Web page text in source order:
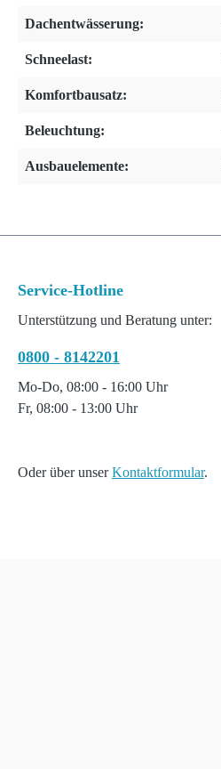
Dachentwässerung:
Schneelast:
Komfortbausatz:
Beleuchtung:
Ausbauelemente:
Service-Hotline
Unterstützung und Beratung unter:
0800 - 8142201
Mo-Do, 08:00 - 16:00 Uhr
Fr, 08:00 - 13:00 Uhr
Oder über unserKontaktformular.